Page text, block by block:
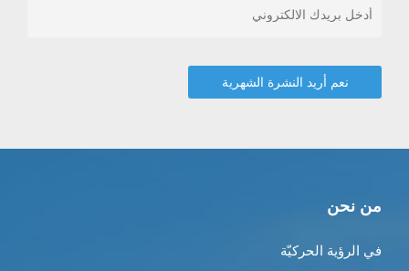
من نحن
في الرؤية الحركيّة